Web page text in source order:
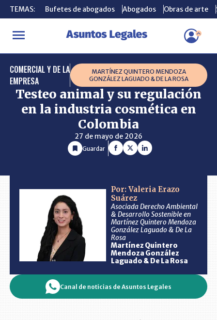
TEMAS: Bufetes de abogados Abogados Obras de arte
INICIO CONSULTORIO Testeo animal y su regulación en la
TEMAS: Bufetes de abogados Abogados Obras de arte
COMERCIAL Y DE LA
EMPRESA
MARTÍNEZ QUINTERO MENDOZA
GONZÁLEZ LAGUADO & DE LA ROSA
Testeo animal y su regulación
en la industria cosmética en
Colombia
27 de mayo de 2026
Guardar
Por: Valeria Erazo
Suárez
Asociada Derecho Ambiental
& Desarrollo Sostenible en
Martínez Quintero Mendoza
González Laguado & De La
Rosa
Martínez Quintero
Mendoza González
Laguado & De La Rosa
Canal de noticias de Asuntos Legales